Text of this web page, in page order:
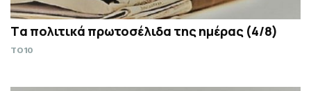
Tα πολιτικά πρωτοσέλιδα της ημέρας (4/8)
TO10